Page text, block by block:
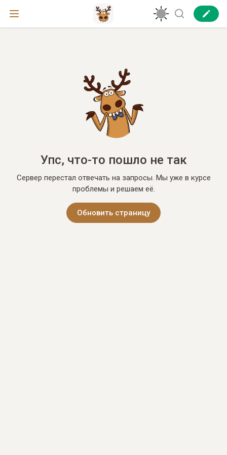
Упс, что-то пошло не так
Сервер перестал отвечать на запросы. Мы уже в курсе
проблемы и решаем её.
Обновить страницу